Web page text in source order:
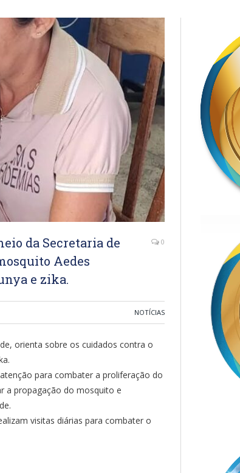
da Secretaria de
Aedes
e zika.
0
NOTÍCIAS
orienta sobre os cuidados contra o
para combater a proliferação do
a propagação do mosquito e
visitas diárias para combater o